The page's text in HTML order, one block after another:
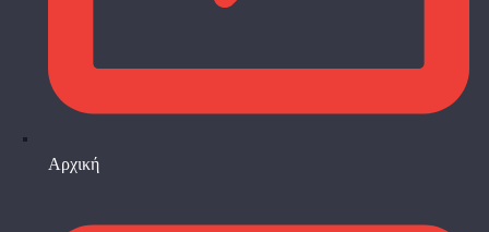
Αρχική